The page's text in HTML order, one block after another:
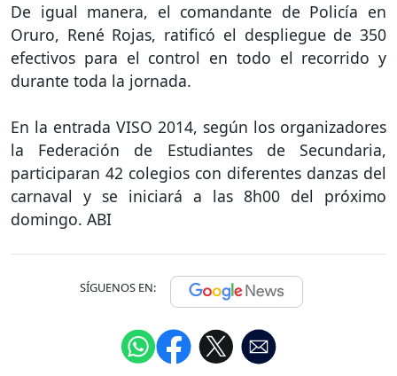
De igual manera, el comandante de Policía en
Oruro, René Rojas, ratificó el despliegue de 350
efectivos para el control en todo el recorrido y
durante toda la jornada.
En la entrada VISO 2014, según los organizadores
la Federación de Estudiantes de Secundaria,
participaran 42 colegios con diferentes danzas del
carnaval y se iniciará a las 8h00 del próximo
domingo. ABI
SÍGUENOS EN: